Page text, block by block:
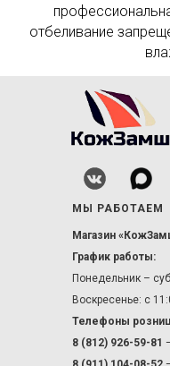
отбеливание
МЫ РАБОТАЕМ
Магазин
График работы:
Понедельник –
Воскресенье: с
Телефоны
8 (812) 926-59-81